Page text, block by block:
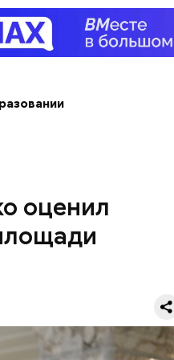
оценил
узнала у врача —
как правильно есть эту